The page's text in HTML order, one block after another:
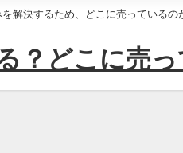
解決するため、どこに売っているの
？どこに売